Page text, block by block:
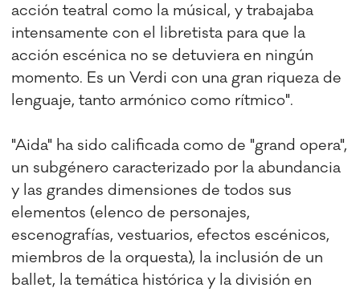
acción teatral como la músical, y trabajaba
intensamente con el libretista para que la
acción escénica no se detuviera en ningún
momento. Es un Verdi con una gran riqueza de
lenguaje, tanto armónico como rítmico".
"Aida" ha sido calificada como de "grand opera",
un subgénero caracterizado por la abundancia
y las grandes dimensiones de todos sus
elementos (elenco de personajes,
escenografías, vestuarios, efectos escénicos,
miembros de la orquesta), la inclusión de un
ballet, la temática histórica y la división en